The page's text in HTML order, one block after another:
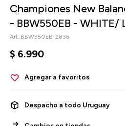
Championes New
- BBW550EB - WHITE/
BBW550EB-2836
$ 6.990
Despacho a todo Uruguay